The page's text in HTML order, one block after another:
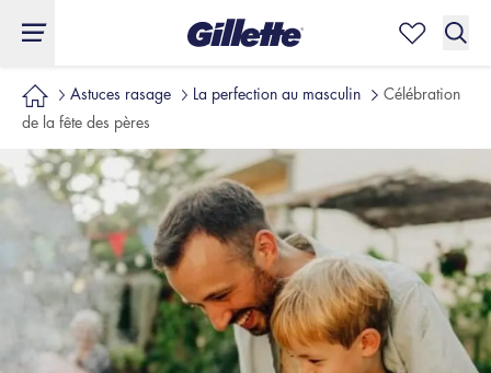
Astuces rasage La perfection au masculin
Célébration
de la fête des pères